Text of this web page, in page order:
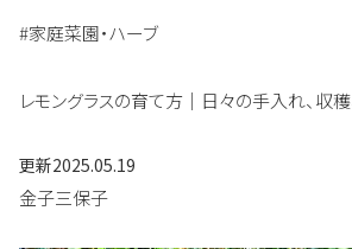
#家庭菜園・ハーブ
レモングラスの育て方｜日々の手入れ、収穫
更新2025.05.19
金子三保子